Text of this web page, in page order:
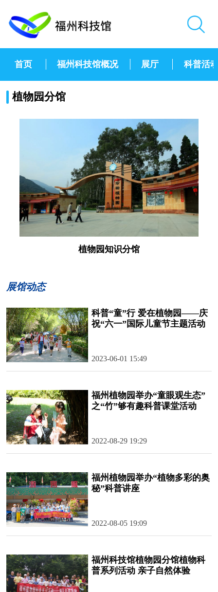
首页 福州科技馆概况 展厅 科普活
植物园分馆
植物园知识分馆
展馆动态
科普“童”行 爱在植物园——庆
祝“六一”国际儿童节主题活动
2023-06-01 15:49
福州植物园举办“童眼观生态”
之“竹”够有趣科普课堂活动
2022-08-29 19:29
福州植物园举办“植物多彩的奥
秘”科普讲座
2022-08-05 19:09
福州科技馆植物园分馆植物科
普系列活动 亲子自然体验